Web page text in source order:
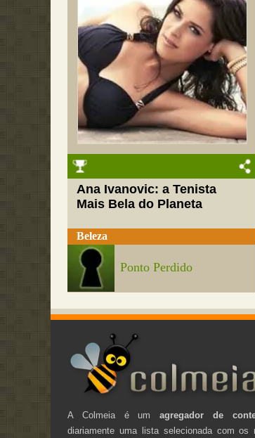
Ana Ivanovic: a Tenista
Mais Bela do Planeta
Beleza
Ponto Perdido
A Colmeia é umagregador de
diariamente uma lista selecionada com os